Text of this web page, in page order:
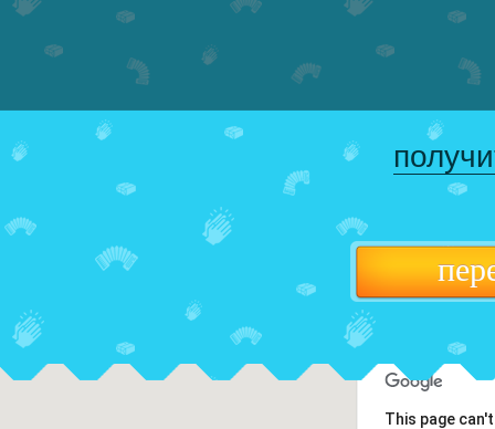
This page